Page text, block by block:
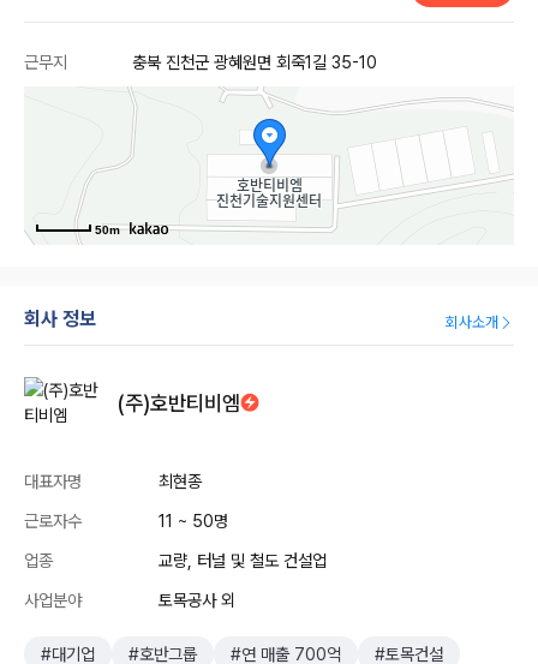
근무지 충북 진천군 광혜원면 회죽1길 35-10
50m
회사 정보 회사소개
(주)호반티비엠
대표자명
최현종
근로자수
11 ~ 50명
업종
교량, 터널 및 철도 건설업
사업분야
토목공사 외
#대기업 #호반그룹 #연 매출 700억 #토목건설